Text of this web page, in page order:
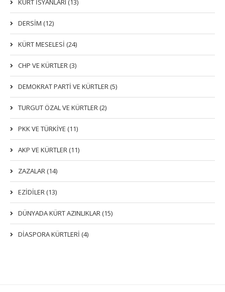
KÜRT İSYANLARI (13)
DERSIM (12)
KÜRT MESELESİ (24)
CHP VE KÜRTLER (3)
DEMOKRAT PARTI VE KÜRTLER (5)
TURGUT ÖZAL VE KÜRTLER (2)
PKK VE TÜRKIYE (11)
AKP VE KÜRTLER (11)
ZAZALAR (14)
EZIDILER (13)
DÜNYADA KÜRT AZINLIKLAR (15)
DİASPORA KÜRTLERİ (4)